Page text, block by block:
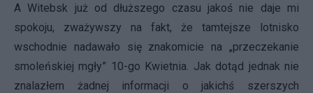
A Witebsk już od dłuższego czasu jakoś nie daje mi
spokoju, zważywszy na fakt, że tamtejsze lotnisko
wschodnie nadawało się znakomicie na „przeczekanie
smoleńskiej mgły” 10-go Kwietnia. Jak dotąd jednak nie
znalazłem żadnej informacji o jakichś szerszych